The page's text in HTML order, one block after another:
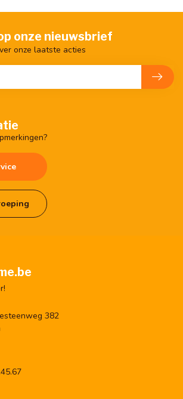
onze nieuwsbrief
onze laatste acties
382